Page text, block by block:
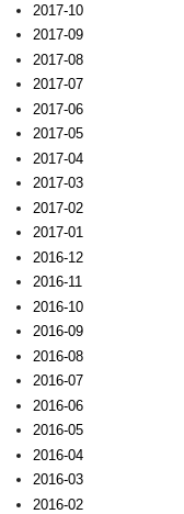
2017-10
2017-09
2017-08
2017-07
2017-06
2017-05
2017-04
2017-03
2017-02
2017-01
2016-12
2016-11
2016-10
2016-09
2016-08
2016-07
2016-06
2016-05
2016-04
2016-03
2016-02